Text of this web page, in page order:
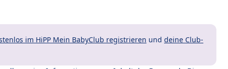
im HiPP Mein BabyClub registrieren und deine Club-